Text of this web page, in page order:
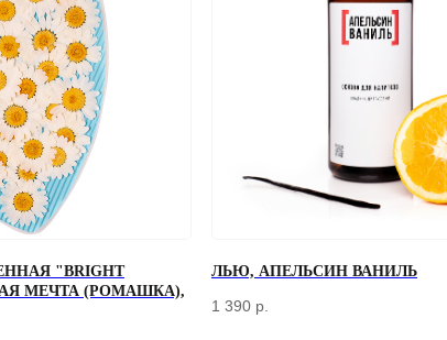
"BRIGHT
МЕЧТА (РОМАШКА),
ЛЬЮ, АПЕЛЬСИН ВАНИЛЬ
1 390 р.
Отправляя форму, вы соглашаетесь
+7